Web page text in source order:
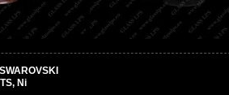
Ni